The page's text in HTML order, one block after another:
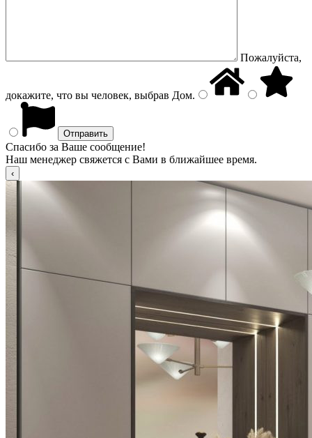
Пожалуйста,
докажите, что вы человек, выбрав Дом.
Спасибо за Ваше сообщение!
Наш менеджер свяжется с Вами в ближайшее время.